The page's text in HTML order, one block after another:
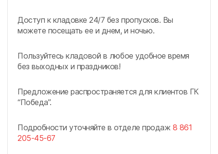
Доступ к кладовке 24/7 без пропусков. Вы
можете посещать ее и днем, и ночью.
Пользуйтесь кладовой в любое удобное время
без выходных и праздников!
Предложение распространяется для клиентов ГК
“Победа”.
Подробности уточняйте в отделе продаж 8 861
205-45-67